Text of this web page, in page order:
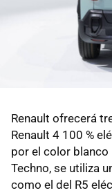
Renault ofrecerá
Renault 4 100 %
por el color
Techno, se utiliza
como el del R5